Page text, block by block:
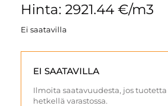
Hinta: 2921.44 €/m3
Ei saatavilla
EI SAATAVILLA
Ilmoita saatavuudesta, jos
hetkellä varastossa.